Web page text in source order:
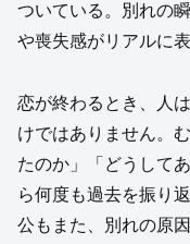
ついている。別れの
や喪失感がリアルに
恋が終わるとき、人
けではありません。
たのか」「どうして
ら何度も過去を振り
公もまた、別れの原